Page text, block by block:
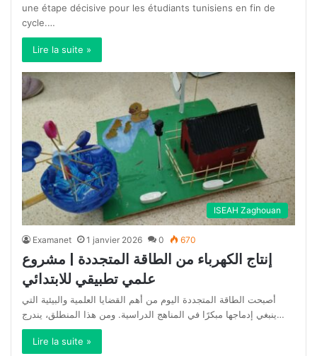
une étape décisive pour les étudiants tunisiens en fin de
cycle.…
Lire la suite »
ISEAH Zaghouan
Examanet 1 janvier 2026 0 670
إنتاج الكهرباء من الطاقة المتجددة | مشروع
علمي تطبيقي للابتدائي
أصبحت الطاقة المتجددة اليوم من أهم القضايا العلمية والبيئية التي
ينبغي إدماجها مبكرًا في المناهج الدراسية. ومن هذا المنطلق، يندرج…
Lire la suite »